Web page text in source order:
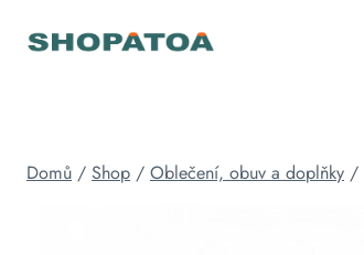
Domů / Shop / Oblečení, obuv a doplňky /